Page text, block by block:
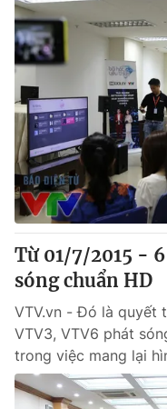
Từ 01/7/2015 -
sóng chuẩn HD
VTV.vn - Đó là quyết
VTV3, VTV6 phát
trong việc mang lại